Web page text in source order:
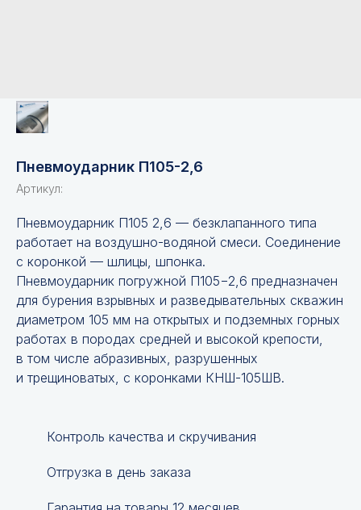
Пневмоударник П105-2,6
Артикул:
Пневмоударник П105 2,6 — безклапанного типа
работает на воздушно-водяной смеси. Соединение
с коронкой — шлицы, шпонка.
Пневмоударник погружной П105−2,6 предназначен
для бурения взрывных и разведывательных скважин
диаметром 105 мм на открытых и подземных горных
работах в породах средней и высокой крепости,
в том числе абразивных, разрушенных
и трещиноватых, с коронками КНШ-105ШВ.
Контроль качества и скручивания
Отгрузка в день заказа